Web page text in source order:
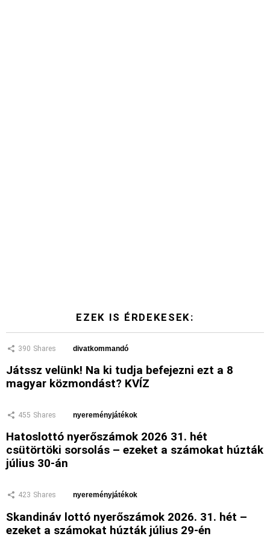
EZEK IS ÉRDEKESEK:
390 Shares divatkommandó
Játssz velünk! Na ki tudja befejezni ezt a 8
magyar közmondást? KVÍZ
455 Shares nyereményjátékok
Hatoslottó nyerőszámok 2026 31. hét
csütörtöki sorsolás – ezeket a számokat húzták
július 30-án
423 Shares nyereményjátékok
Skandináv lottó nyerőszámok 2026. 31. hét –
ezeket a számokat húzták július 29-én